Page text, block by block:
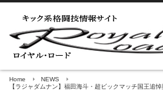
Home
NEWS
【ラジャダムナン】福田海斗・超ビックマッチ国王追